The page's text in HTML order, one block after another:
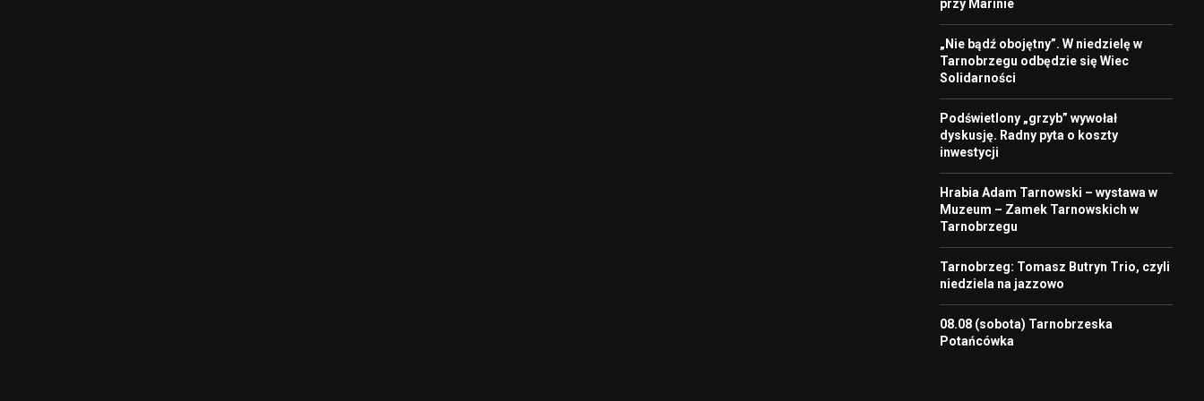
przy Marinie
„Nie bądź obojętny”. W niedzielę w
Tarnobrzegu odbędzie się Wiec
Solidarności
Podświetlony „grzyb” wywołał
dyskusję. Radny pyta o koszty
inwestycji
Hrabia Adam Tarnowski – wystawa w
Muzeum – Zamek Tarnowskich w
Tarnobrzegu
Tarnobrzeg: Tomasz Butryn Trio, czyli
niedziela na jazzowo
08.08 (sobota) Tarnobrzeska
Potańcówka